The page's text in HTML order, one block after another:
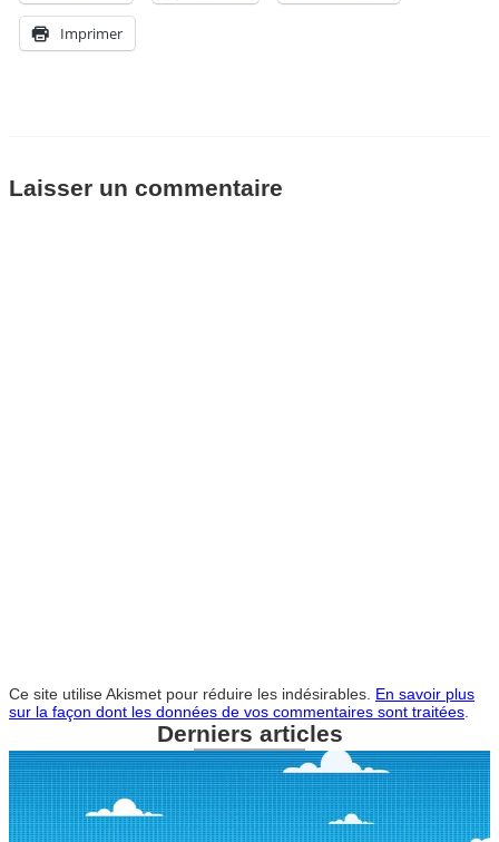
Imprimer
Laisser un commentaire
Ce site utilise Akismet pour réduire les indésirables. En savoir plus
sur la façon dont les données de vos commentaires sont traitées
Derniers articles